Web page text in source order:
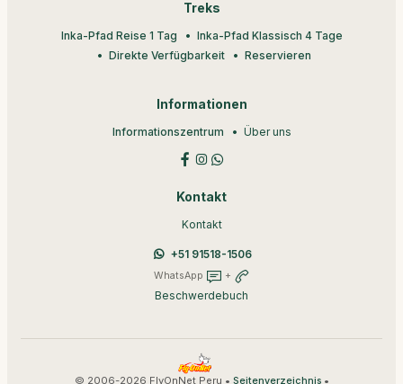
Treks
Inka-Pfad Reise 1 Tag
Inka-Pfad Klassisch 4 Tage
Direkte Verfügbarkeit
Reservieren
Informationen
Informationszentrum Über uns
Kontakt
Kontakt
+51 91518-1506
WhatsApp +
Beschwerdebuch
© 2006-2026 FlyOnNet Peru • Seitenverzeichnis•